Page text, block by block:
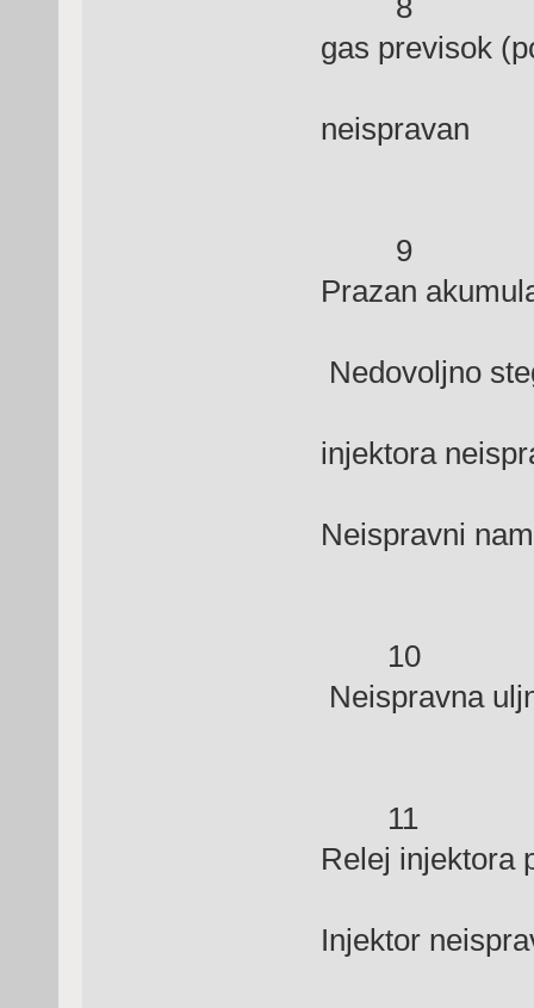
8 Opća
gas previsok
neispravan
9
Prazan
Nedovoljno
injektora
Neispravni
10
Neispravna
11
Relej injektora
Injektor